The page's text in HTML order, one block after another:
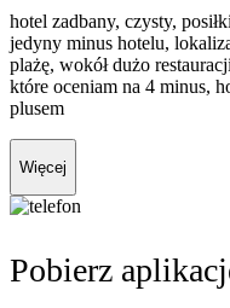
hotel zadbany, czysty,
jedyny minus hotelu,
plażę, wokół dużo
które oceniam na 4 minus,
plusem
Więcej
Pobierz